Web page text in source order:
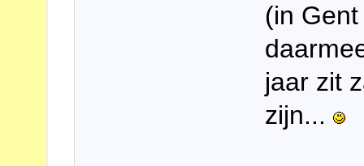
(in
jaar zit
zijn...